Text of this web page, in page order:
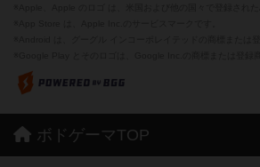
ボドゲーマTOP